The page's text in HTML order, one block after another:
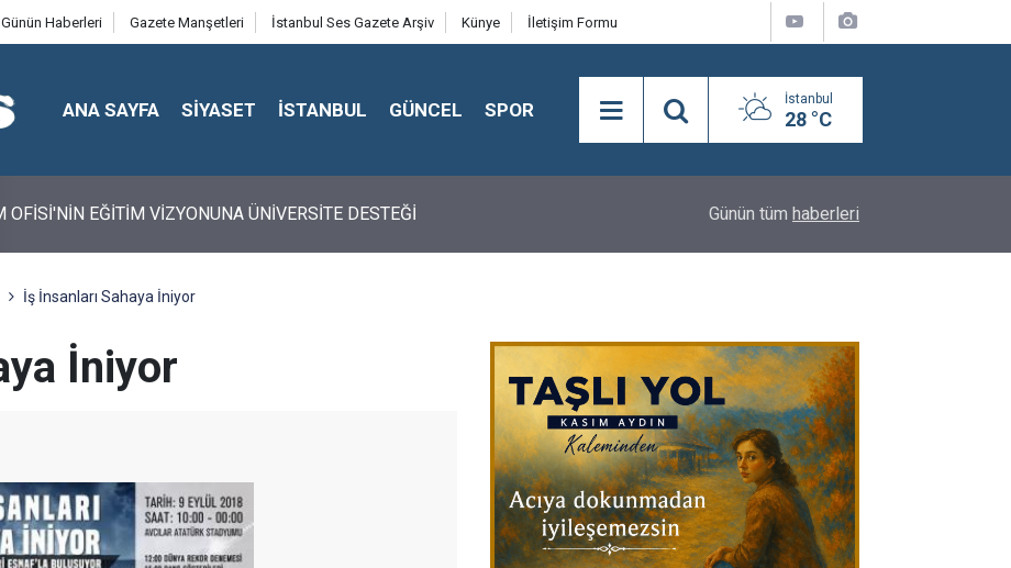
Günün Haberleri Gazete Manşetleri İstanbul Ses Gazete Arşiv Künye İletişim Formu
ANA SAYFA SİYASET İSTANBUL GÜNCEL SPOR İstanbul
28 °C
OFİSİ'NİN EĞİTİM VİZYONUNA ÜNİVERSİTE DESTEĞİ İBB BAŞKAN VEKİLİ KENT LOKANTASI'NI
Günün tüm haberleri
İş İnsanları Sahaya İniyor
İniyor